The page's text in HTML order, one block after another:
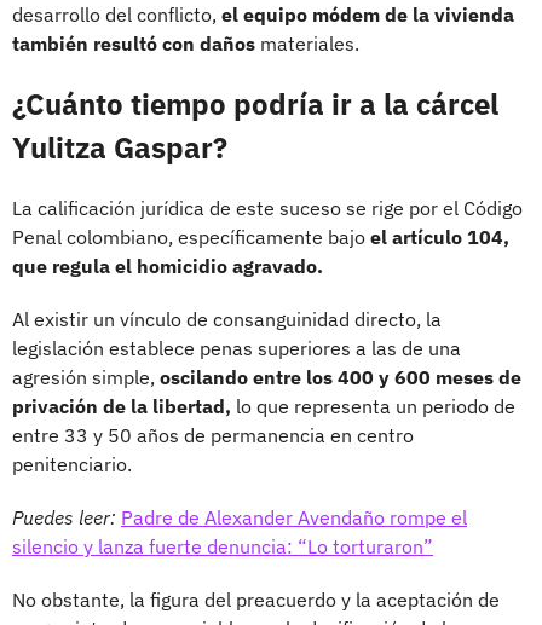
desarrollo del conflicto, el equipo módem de la vivienda
también resultó con daños materiales.
¿Cuánto tiempo podría ir a la cárcel
Yulitza Gaspar?
La calificación jurídica de este suceso se rige por el Código
Penal colombiano, específicamente bajo el artículo 104,
que regula el homicidio agravado.
Al existir un vínculo de consanguinidad directo, la
legislación establece penas superiores a las de una
agresión simple, oscilando entre los 400 y 600 meses de
privación de la libertad, lo que representa un periodo de
entre 33 y 50 años de permanencia en centro
penitenciario.
Puedes leer: Padre de Alexander Avendaño rompe el
silencio y lanza fuerte denuncia: “Lo torturaron”
No obstante, la figura del preacuerdo y la aceptación de